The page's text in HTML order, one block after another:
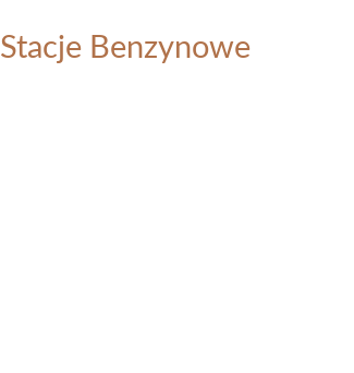
Stacje Benzynowe